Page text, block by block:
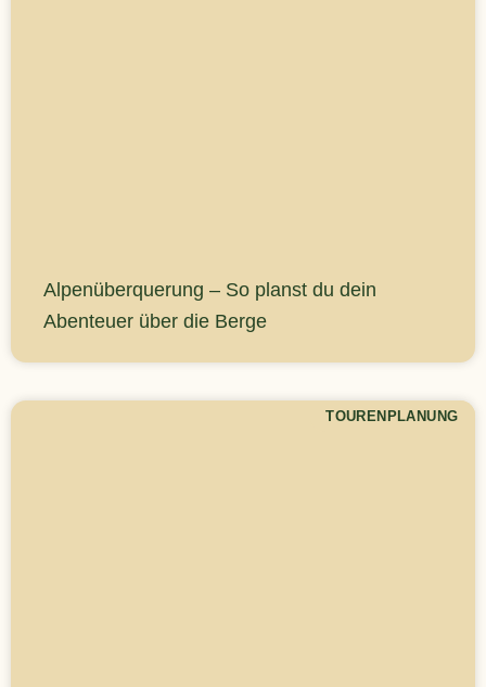
Alpenüberquerung – So planst du dein
Abenteuer über die Berge
TOURENPLANUNG